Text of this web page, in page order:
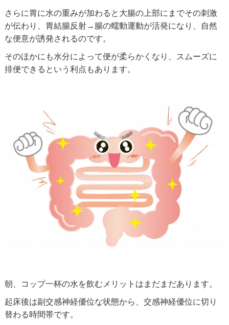
さらに胃に水の重みが加わると大腸の上部にまでその刺激
が伝わり、胃結腸反射→腸の蠕動運動が活発になり、自然
な便意が誘発されるのです。
そのほかにも水分によって便が柔らかくなり、スムーズに
排便できるという利点もあります。
朝、コップ一杯の水を飲むメリットはまだまだあります。
起床後は副交感神経優位な状態から、交感神経優位に切り
替わる時間帯です。